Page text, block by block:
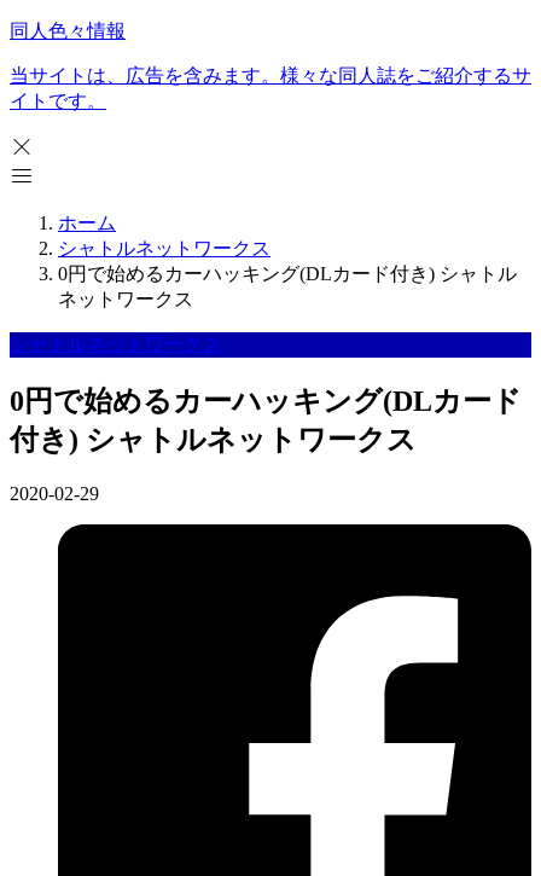
同人色々情報
当サイトは、広告を含みます。様々な同人誌をご紹介するサ
イトです。
ホーム
シャトルネットワークス
0円で始めるカーハッキング(DLカード付き) シャトル
ネットワークス
シャトルネットワークス
0円で始めるカーハッキング(DLカード
付き) シャトルネットワークス
2020-02-29